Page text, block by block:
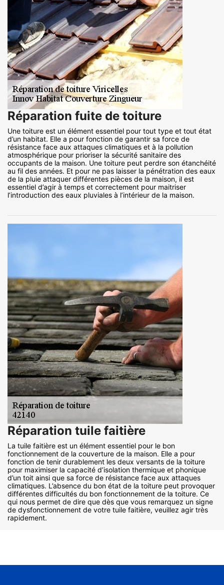
Réparation fuite de toiture
Une toiture est un élément essentiel pour tout type et tout état
d’un habitat. Elle a pour fonction de garantir sa force de
résistance face aux attaques climatiques et à la pollution
atmosphérique pour prioriser la sécurité sanitaire des
occupants de la maison. Une toiture peut perdre son étanchéité
au fil des années. Et pour ne pas laisser la pénétration des eaux
de la pluie attaquer différentes pièces de la maison, il est
essentiel d’agir à temps et correctement pour maitriser
l’introduction des eaux pluviales à l’intérieur de la maison.
Réparation tuile faitière
La tuile faitière est un élément essentiel pour le bon
fonctionnement de la couverture de la maison. Elle a pour
fonction de tenir durablement les deux versants de la toiture
pour maximiser la capacité d’isolation thermique et phonique
d’un toit ainsi que sa force de résistance face aux attaques
climatiques. L’absence du bon état de la toiture peut provoquer
différentes difficultés du bon fonctionnement de la toiture. Ce
qui nous permet de dire que dès que vous remarquez un signe
de dysfonctionnement de votre tuile faitière, veuillez agir très
rapidement.